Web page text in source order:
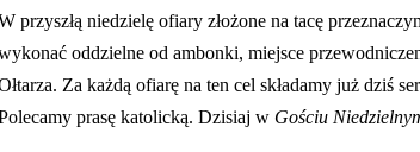
przyszłą niedzielę ofiary złożone na tacę
oddzielne od ambonki, miejsce
Za każdą ofiarę na ten cel składamy już dziś
prasę katolicką. Dzisiaj w Gościu